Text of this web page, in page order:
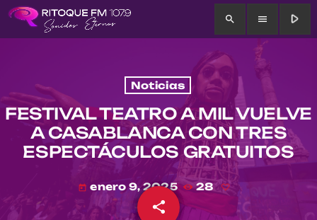
search menu play_arrow
Noticias
FESTIVAL TEATRO A MIL VUELVE
A CASABLANCA CON TRES
ESPECTÁCULOS GRATUITOS
today enero 9, 2025 28
share
email